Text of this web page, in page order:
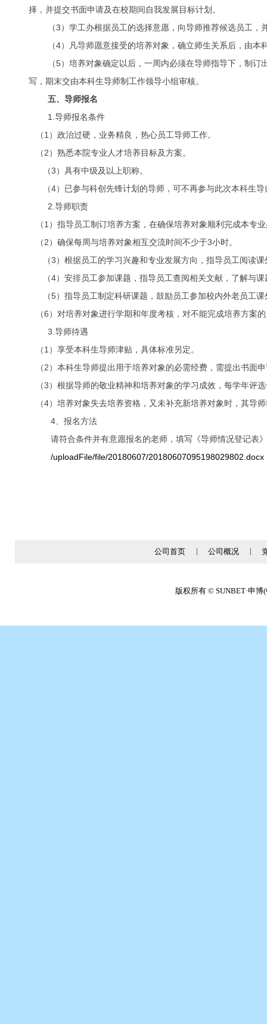
择，并提交书面申请及在校期间自我发展目标计划。
（3）学工办根据员工的选择意愿，向导师推荐候选员工
（4）凡导师愿意接受的培养对象，确立师生关系后，由
（5）培养对象确定以后，一周内必须在导师指导下，制
写，期末交由本科生导师制工作领导小组审核。
五、导师报名
1.导师报名条件
（1）政治过硬，业务精良，热心员工导师工作。
（2）熟悉本院专业人才培养目标及方案。
（3）具有中级及以上职称。
（4）已参与科创先锋计划的导师，可不再参与此次本科生
2.导师职责
（1）指导员工制订培养方案，在确保培养对象顺利完成本专
（2）确保每周与培养对象相互交流时间不少于3小时。
（3） 根据员工的学习兴趣和专业发展方向，指导员工阅读
（4） 安排员工参加课题，指导员工查阅相关文献，了解与
（5） 指导员工制定科研课题，鼓励员工参加校内外老员工
（6）对培养对象进行学期和年度考核，对不能完成培养方案
3.导师待遇
（1）享受本科生导师津贴，具体标准另定。
（2）本科生导师提出用于培养对象的必需经费，需提出书面
（3）根据导师的敬业精神和培养对象的学习成效，每学年评
（4）培养对象失去培养资格，又未补充新培养对象时，其导
4、报名方法
请符合条件并有意愿报名的老师，填写《导师情况登记表
/uploadFile/file/20180607/20180607095198029802.docx
公司首页 公司概况
版权所有 © SUNBET·申博